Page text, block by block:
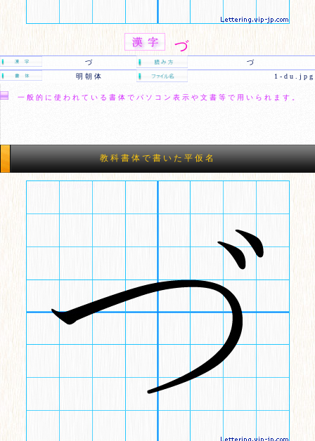
づ
づ
づ
明朝体
1-du.jpg
一般的に使われている書体でパソコン表示や文書等で用いられます。
教科書体で書いた平仮名